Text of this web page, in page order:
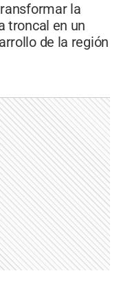
la
troncal en un
de la región